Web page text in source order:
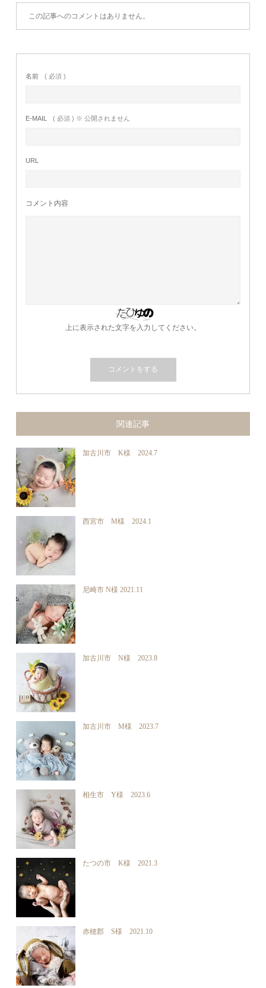
この記事へのコメントはありません。
名前 ( 必須 )
E-MAIL ( 必須 ) ※ 公開されません
URL
コメント内容
上に表示された文字を入力してください。
関連記事
加古川市 K様 2024.7
西宮市 M様 2024.1
尼崎市 N様 2021.11
加古川市 N様 2023.8
加古川市 M様 2023.7
相生市 Y様 2023.6
たつの市 K様 2021.3
赤穂郡 S様 2021.10